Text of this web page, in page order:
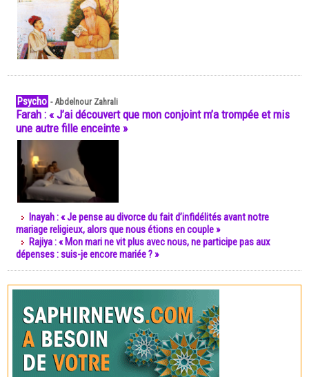
Psycho -Abdelnour Zahrali
Farah : « J’ai découvert que mon conjoint m’a trompée et mis
une autre fille enceinte »
Inayah : « Je pense au divorce du fait d’infidélités avant notre
mariage religieux, alors que nous étions en couple »
Rajiya : « Mon mari ne vit plus avec nous, ne participe pas aux
dépenses : suis-je encore mariée ? »